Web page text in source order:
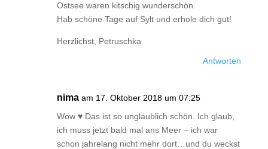
Ostsee waren kitschig wunderschön.
Hab schöne Tage auf Sylt und erhole dich gut!
Herzlichst, Petruschka
Antworten
nima am 17. Oktober 2018 um 07:25
Wow ♥ Das ist so unglaublich schön. Ich glaub,
ich muss jetzt bald mal ans Meer – ich war
schon jahrelang nicht mehr dort…und du weckst